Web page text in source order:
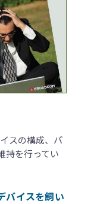
スの構成、パ
持を行ってい
バイスを飼い